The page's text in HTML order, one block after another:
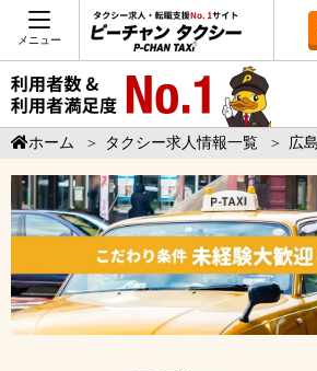
メニュー
ホーム ＞ タクシー求人情報一覧 ＞ 広